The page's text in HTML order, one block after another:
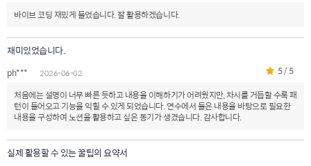
바이브 코딩 재밌게 들었습니다. 잘 활용하겠습니다.
재미있었습니다.
ph*** 2026-06-02
5 / 5
처음에는 설명이 너무 빠른 듯하고 내용을 이해하기가 어려웠지만, 차시를 거듭할 수록 패
턴이 들어오고 기능을 익힐 수 있게 되었습니다. 연수에서 들은 내용을 바탕으로 필요한
내용을 구성하여 노션을 활용하고 싶은 동기가 생겼습니다. 감사합니다.
실제 활용할 수 있는 꿀팁의 요약서